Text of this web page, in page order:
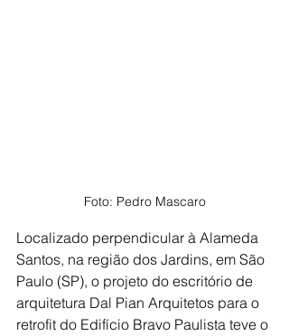
Foto: Pedro Mascaro
Localizado perpendicular à Alameda
Santos, na região dos Jardins, em São
Paulo (SP), o projeto do escritório de
arquitetura Dal Pian Arquitetos para o
retrofit do Edifício Bravo Paulista teve o